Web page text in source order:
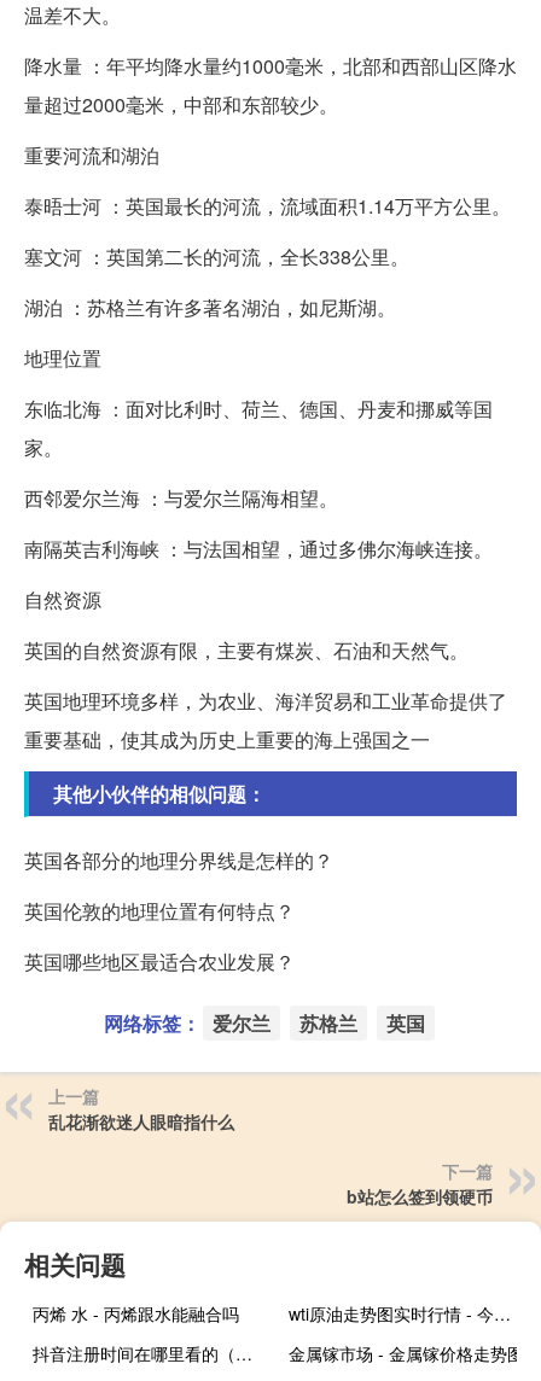
温差不大。
降水量 ：年平均降水量约1000毫米，北部和西部山区降水
量超过2000毫米，中部和东部较少。
重要河流和湖泊
泰晤士河 ：英国最长的河流，流域面积1.14万平方公里。
塞文河 ：英国第二长的河流，全长338公里。
湖泊 ：苏格兰有许多著名湖泊，如尼斯湖。
地理位置
东临北海 ：面对比利时、荷兰、德国、丹麦和挪威等国
家。
西邻爱尔兰海 ：与爱尔兰隔海相望。
南隔英吉利海峡 ：与法国相望，通过多佛尔海峡连接。
自然资源
英国的自然资源有限，主要有煤炭、石油和天然气。
英国地理环境多样，为农业、海洋贸易和工业革命提供了
重要基础，使其成为历史上重要的海上强国之一
其他小伙伴的相似问题：
英国各部分的地理分界线是怎样的？
英国伦敦的地理位置有何特点？
英国哪些地区最适合农业发展？
网络标签： 爱尔兰 苏格兰 英国
上一篇
乱花渐欲迷人眼暗指什么
下一篇
b站怎么签到领硬币
相关问题
丙烯 水 - 丙烯跟水能融合吗
wti原油走势图实时行情 - 今日国际原油期货价格实时报价
抖音注册时间在哪里看的（抖音注册时间在哪里看）
金属镓市场 - 金属镓价格走势图